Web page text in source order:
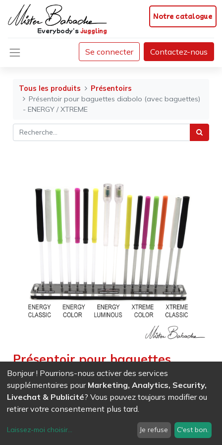
Notre catalogue
Everybody'sjuggling
Se connecter Contactez-nous
Tous les produits
Présentoirs
Présentoir pour baguettes diabolo (avec baguettes)
- ENERGY / XTREME
Présentoir pour baguettes
diabolo (avec baguettes) -
ENERGY / XTREME
Weight Net :
kg
ENERGY - XTREME - LUMINOUS
Bonjour ! Pourrions-nous activer des services
supplémentaires pour Marketing, Analytics, Security,
Livechat & Publicité? Vous pouvez toujours modifier ou
retirer votre consentement plus tard.
Laissez-moi choisir... Je refuse C'est bon.